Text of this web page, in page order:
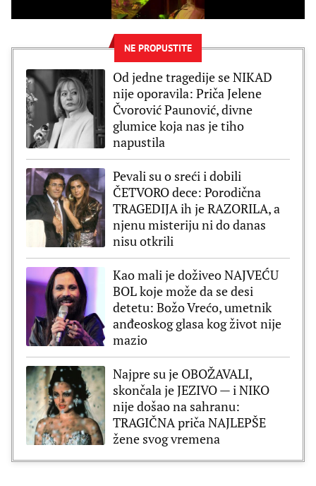
NE PROPUSTITE
Od jedne tragedije se NIKAD
nije oporavila: Priča Jelene
Čvorović Paunović, divne
glumice koja nas je tiho
napustila
Pevali su o sreći i dobili
ČETVORO dece: Porodična
TRAGEDIJA ih je RAZORILA, a
njenu misteriju ni do danas
nisu otkrili
Kao mali je doživeo NAJVEĆU
BOL koje može da se desi
detetu: Božo Vrećo, umetnik
anđeoskog glasa kog život nije
mazio
Najpre su je OBOŽAVALI,
skončala je JEZIVO — i NIKO
nije došao na sahranu:
TRAGIČNA priča NAJLEPŠE
žene svog vremena